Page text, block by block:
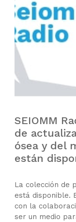
SEIOMM
de
ósea y del
están
La colección de
está disponible.
con la
ser un medio